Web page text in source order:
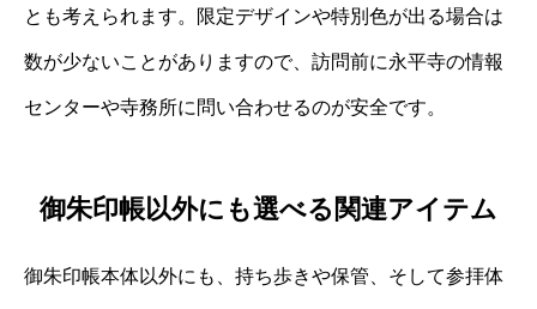
とも考えられます。限定デザインや特別色が出る場合は
数が少ないことがありますので、訪問前に永平寺の情報
センターや寺務所に問い合わせるのが安全です。
御朱印帳以外にも選べる関連アイテム
御朱印帳本体以外にも、持ち歩きや保管、そして参拝体